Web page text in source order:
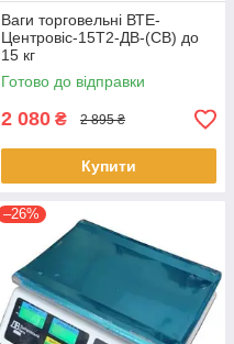
Ваги торговельні ВТЕ-
Центровіс-15Т2-ДВ-(СВ) до
15 кг
Готово до відправки
2 080 ₴ 2 895 ₴
Купити
–26%